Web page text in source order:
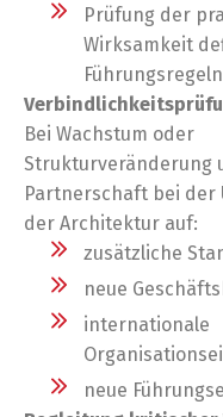
Prüfung der
Wirksamkeit
Führungsregeln
Bei Wachstum oder
Strukturveränderung
Partnerschaft bei der
der Architektur auf:
zusätzliche
neue
internationale
neue